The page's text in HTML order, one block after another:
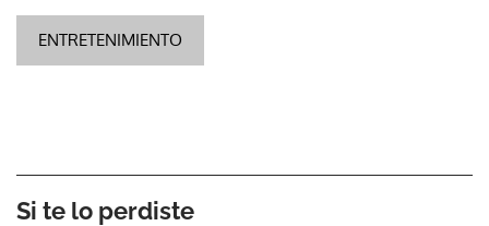
ENTRETENIMIENTO
Si te lo perdiste